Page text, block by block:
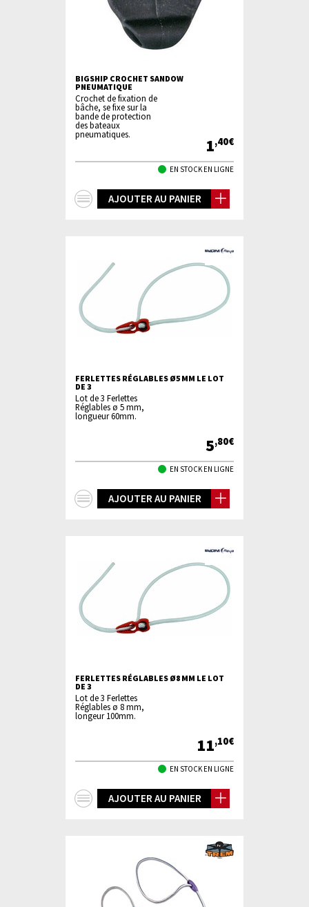
BIGSHIP CROCHET SANDOW
PNEUMATIQUE
Crochet de fixation de
bâche, se fixe sur la
bande de protection
des bateaux
pneumatiques.
1,40€
EN STOCK EN LIGNE
AJOUTER AU PANIER
FERLETTES RÉGLABLES Ø5 MM LE LOT
DE 3
Lot de 3 Ferlettes
Réglables ø 5 mm,
longueur 60mm.
5,80€
EN STOCK EN LIGNE
AJOUTER AU PANIER
FERLETTES RÉGLABLES Ø8 MM LE LOT
DE 3
Lot de 3 Ferlettes
Réglables ø 8 mm,
longeur 100mm.
11,10€
EN STOCK EN LIGNE
AJOUTER AU PANIER